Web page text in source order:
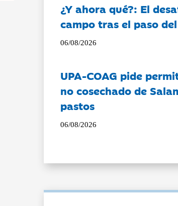
¿Y ahora qué?: El
campo tras el paso
06/08/2026
UPA-COAG pide
no cosechado de
pastos
06/08/2026